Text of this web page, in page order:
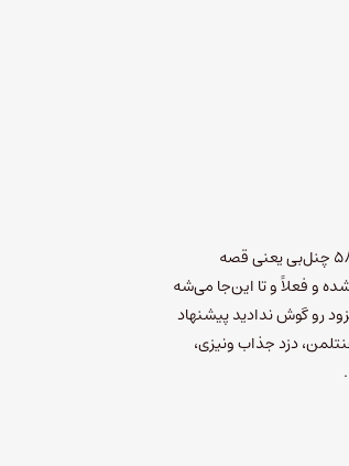
تابستان 99 که داریم این یادداشت رو می‌نویسیم، اپیزود 58 چنل‌بی یعنی قصه
و فعلاً و تا این‌جا می‌شه
رو گوش ندادید پیشنهاد
دزد جذاب ونیزی،